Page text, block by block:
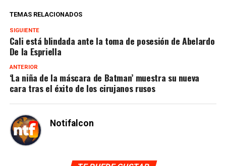
TEMAS RELACIONADOS
SIGUIENTE
Cali está blindada ante la toma de posesión de Abelardo
De la Espriella
ANTERIOR
‘La niña de la máscara de Batman’ muestra su nueva
cara tras el éxito de los cirujanos rusos
Notifalcon